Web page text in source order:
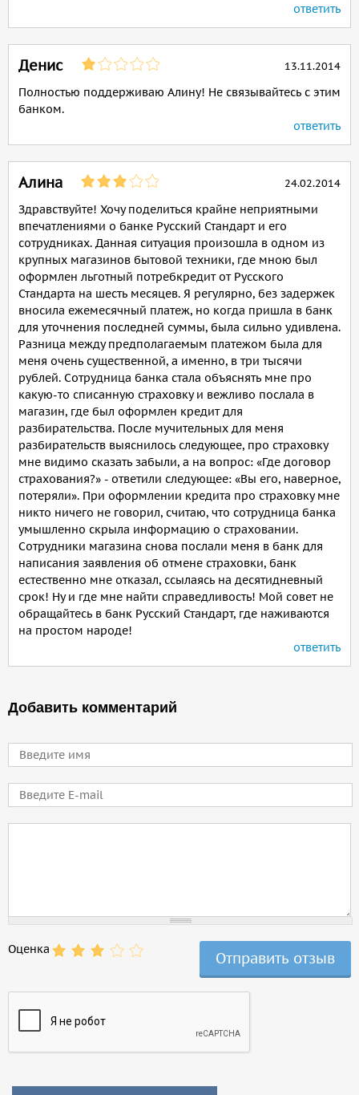
ответить
Денис 13.11.2014
Полностью поддерживаю Алину! Не связывайтесь с этим
банком.
ответить
Алина 24.02.2014
Здравствуйте! Хочу поделиться крайне неприятными
впечатлениями о банке Русский Стандарт и его
сотрудниках. Данная ситуация произошла в одном из
крупных магазинов бытовой техники, где мною был
оформлен льготный потребкредит от Русского
Стандарта на шесть месяцев. Я регулярно, без задержек
вносила ежемесячный платеж, но когда пришла в банк
для уточнения последней суммы, была сильно удивлена.
Разница между предполагаемым платежом была для
меня очень существенной, а именно, в три тысячи
рублей. Сотрудница банка стала объяснять мне про
какую-то списанную страховку и вежливо послала в
магазин, где был оформлен кредит для
разбирательства. После мучительных для меня
разбирательств выяснилось следующее, про страховку
мне видимо сказать забыли, а на вопрос: «Где договор
страхования?» - ответили следующее: «Вы его, наверное,
потеряли». При оформлении кредита про страховку мне
никто ничего не говорил, считаю, что сотрудница банка
умышленно скрыла информацию о страховании.
Сотрудники магазина снова послали меня в банк для
написания заявления об отмене страховки, банк
естественно мне отказал, ссылаясь на десятидневный
срок! Ну и где мне найти справедливость! Мой совет не
обращайтесь в банк Русский Стандарт, где наживаются
на простом народе!
ответить
Добавить комментарий
Имя
E-mail
Оценка